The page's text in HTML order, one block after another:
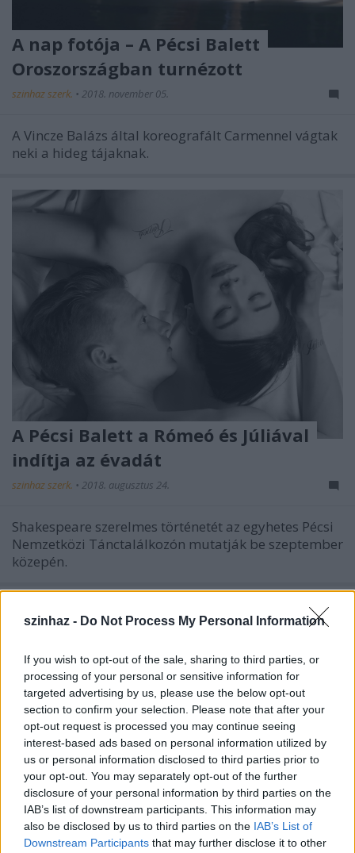
szinhaz - Do Not Process My Personal Information
If you wish to opt-out of the sale, sharing to third parties, or
processing of your personal or sensitive information for
targeted advertising by us, please use the below opt-out
section to confirm your selection. Please note that after your
opt-out request is processed you may continue seeing
interest-based ads based on personal information utilized by
us or personal information disclosed to third parties prior to
your opt-out. You may separately opt-out of the further
disclosure of your personal information by third parties on the
IAB’s list of downstream participants. This information may
also be disclosed by us to third parties on the IAB’s List of
Downstream Participants that may further disclose it to other
A nap fotója – A Pécsi Balett
Oroszországban turnézott
szinhaz szerk. • 2018. november 05.
A Vincze Balázs által koreografált Carmennel vágtak
neki a hideg tájaknak.
A Pécsi Balett a Rómeó és Júliával
indítja az évadát
szinhaz szerk. • 2018. augusztus 24.
Shakespeare szerelmes történetét az egyhetes Pécsi
Nemzetközi Tánctalálkozón mutatják be szeptember
közepén.
A Pécsi Balett vihette haza az Arany